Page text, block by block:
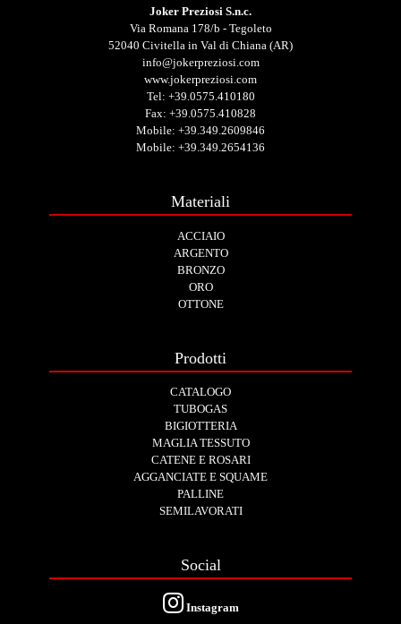
Joker Preziosi S.n.c.
Via Romana 178/b - Tegoleto
52040 Civitella in Val di Chiana (AR)
info@jokerpreziosi.com
www.jokerpreziosi.com
Tel: +39.0575.410180
Fax: +39.0575.410828
Mobile: +39.349.2609846
Mobile: +39.349.2654136
Materiali
ACCIAIO
ARGENTO
BRONZO
ORO
OTTONE
Prodotti
CATALOGO
TUBOGAS
BIGIOTTERIA
MAGLIA TESSUTO
CATENE E ROSARI
AGGANCIATE E SQUAME
PALLINE
SEMILAVORATI
Social
Instagram